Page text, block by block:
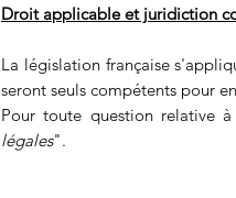
Droit applicable et juridiction
La législation française
seront seuls compétents pour
Pour toute question relative
légales".